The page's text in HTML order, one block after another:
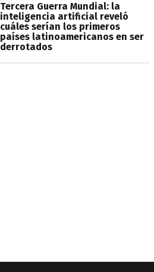
Tercera Guerra Mundial: la
inteligencia artificial reveló
cuáles serían los primeros
países latinoamericanos en ser
derrotados